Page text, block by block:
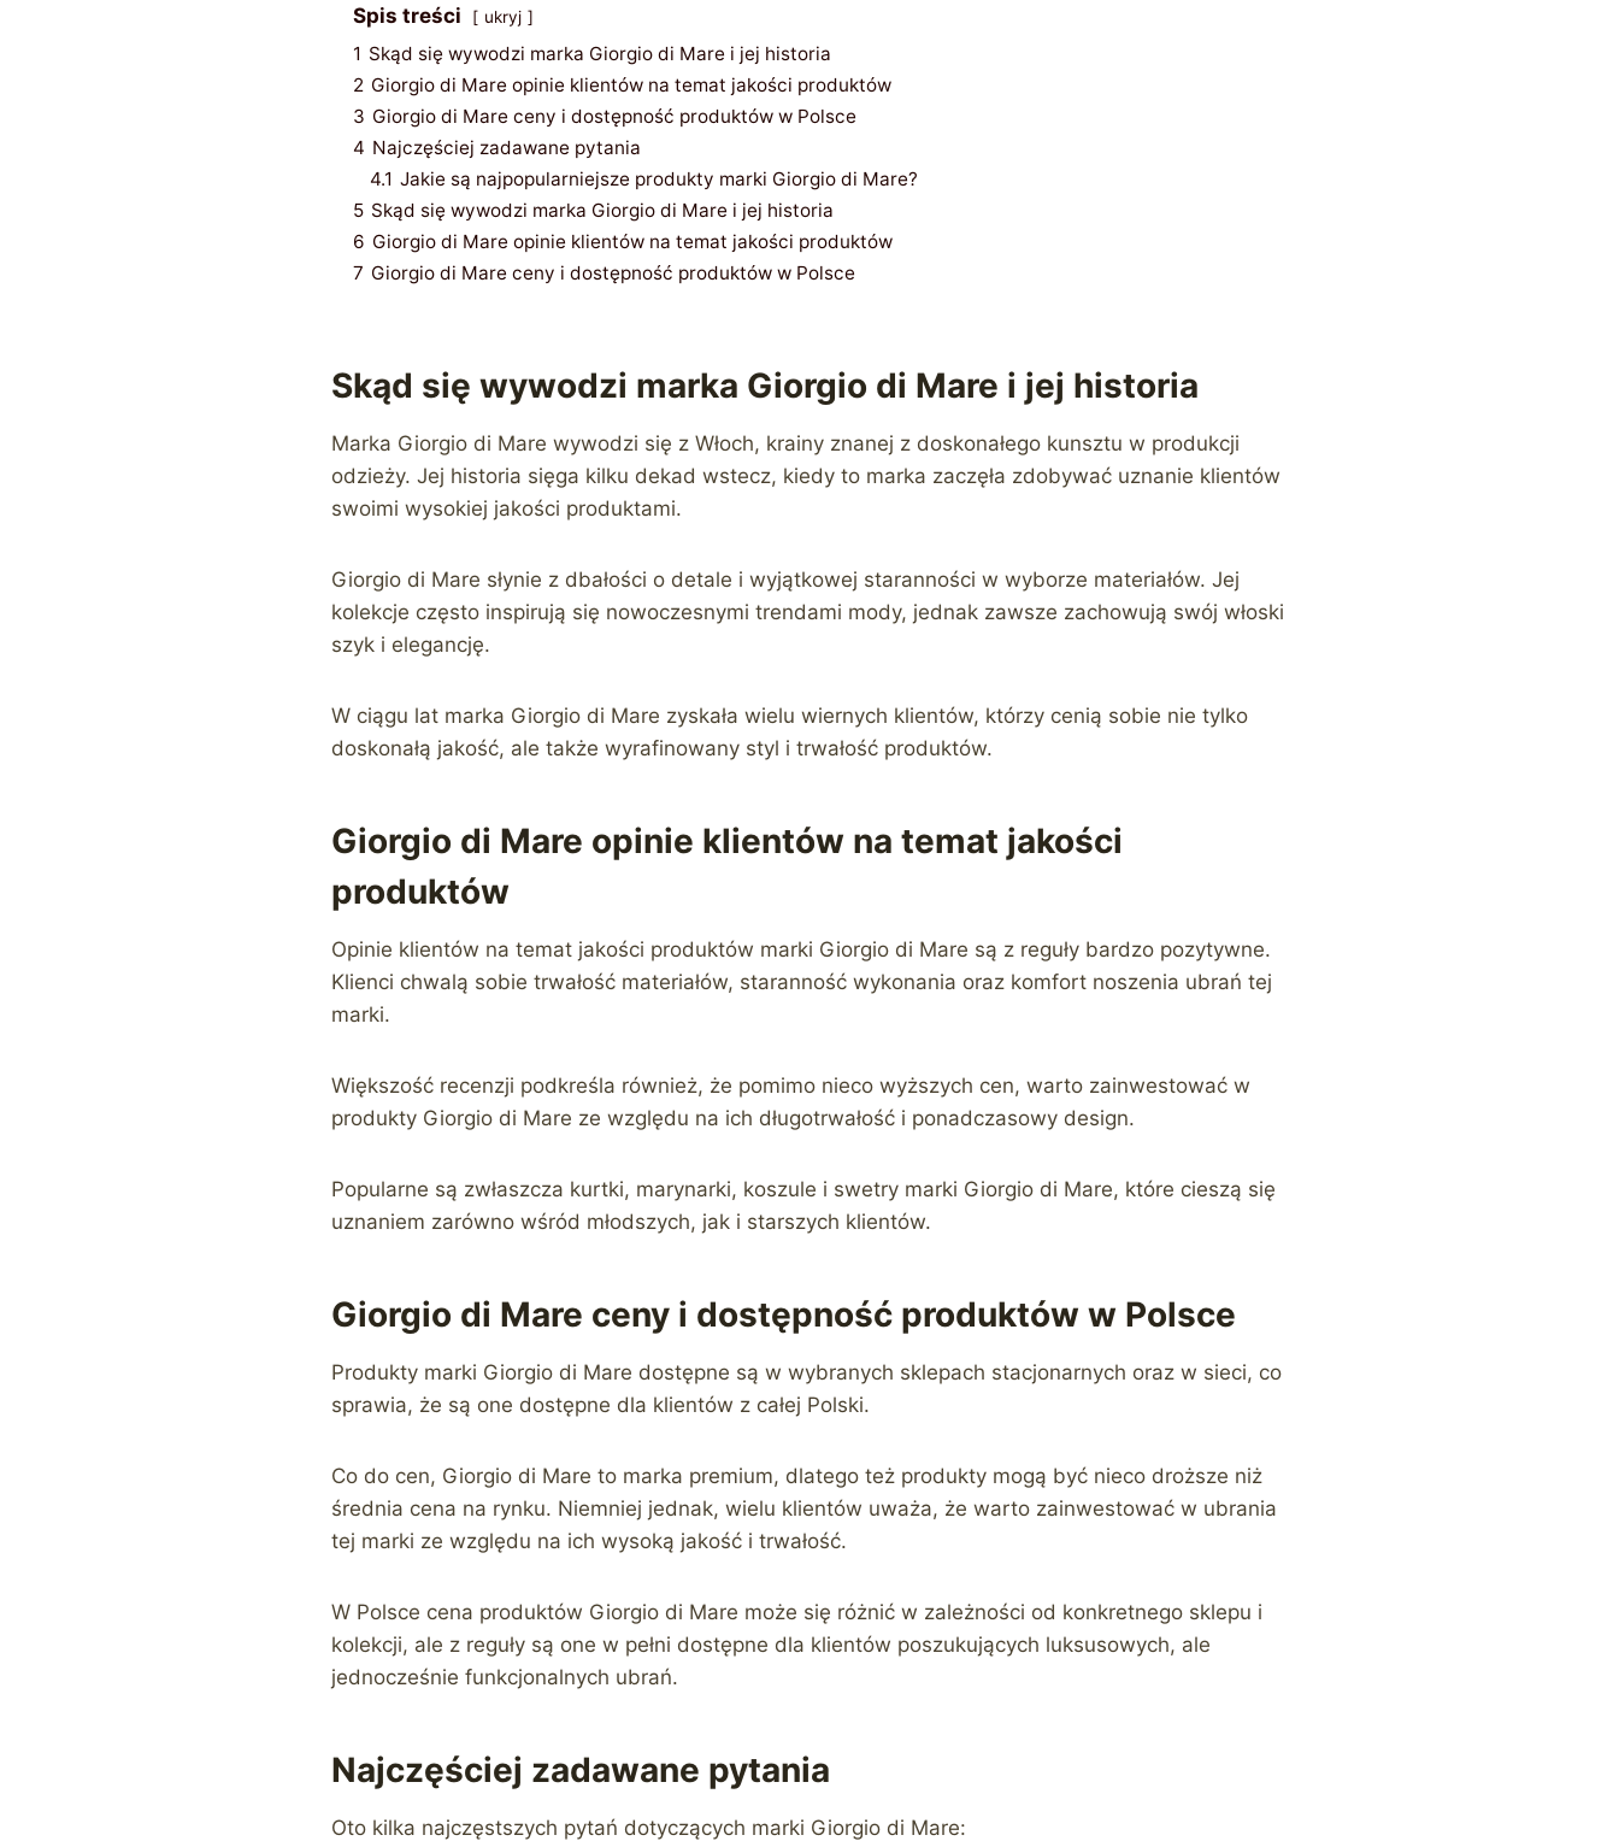
Spis treści ukryj
1 Skąd się wywodzi marka Giorgio di Mare i jej historia
2 Giorgio di Mare opinie klientów na temat jakości produktów
3 Giorgio di Mare ceny i dostępność produktów w Polsce
4 Najczęściej zadawane pytania
4.1 Jakie są najpopularniejsze produkty marki Giorgio di Mare?
5 Skąd się wywodzi marka Giorgio di Mare i jej historia
6 Giorgio di Mare opinie klientów na temat jakości produktów
7 Giorgio di Mare ceny i dostępność produktów w Polsce
Skąd się wywodzi marka Giorgio di Mare i jej historia
Marka Giorgio di Mare wywodzi się z Włoch, krainy znanej z doskonałego kunsztu w produkcji
odzieży. Jej historia sięga kilku dekad wstecz, kiedy to marka zaczęła zdobywać uznanie klientów
swoimi wysokiej jakości produktami.
Giorgio di Mare słynie z dbałości o detale i wyjątkowej staranności w wyborze materiałów. Jej
kolekcje często inspirują się nowoczesnymi trendami mody, jednak zawsze zachowują swój włoski
szyk i elegancję.
W ciągu lat marka Giorgio di Mare zyskała wielu wiernych klientów, którzy cenią sobie nie tylko
doskonałą jakość, ale także wyrafinowany styl i trwałość produktów.
Giorgio di Mare opinie klientów na temat jakości
produktów
Opinie klientów na temat jakości produktów marki Giorgio di Mare są z reguły bardzo pozytywne.
Klienci chwalą sobie trwałość materiałów, staranność wykonania oraz komfort noszenia ubrań tej
marki.
Większość recenzji podkreśla również, że pomimo nieco wyższych cen, warto zainwestować w
produkty Giorgio di Mare ze względu na ich długotrwałość i ponadczasowy design.
Popularne są zwłaszcza kurtki, marynarki, koszule i swetry marki Giorgio di Mare, które cieszą się
uznaniem zarówno wśród młodszych, jak i starszych klientów.
Giorgio di Mare ceny i dostępność produktów w Polsce
Produkty marki Giorgio di Mare dostępne są w wybranych sklepach stacjonarnych oraz w sieci, co
sprawia, że są one dostępne dla klientów z całej Polski.
Co do cen, Giorgio di Mare to marka premium, dlatego też produkty mogą być nieco droższe niż
średnia cena na rynku. Niemniej jednak, wielu klientów uważa, że warto zainwestować w ubrania
tej marki ze względu na ich wysoką jakość i trwałość.
W Polsce cena produktów Giorgio di Mare może się różnić w zależności od konkretnego sklepu i
kolekcji, ale z reguły są one w pełni dostępne dla klientów poszukujących luksusowych, ale
jednocześnie funkcjonalnych ubrań.
Najczęściej zadawane pytania
Oto kilka najczęstszych pytań dotyczących marki Giorgio di Mare: